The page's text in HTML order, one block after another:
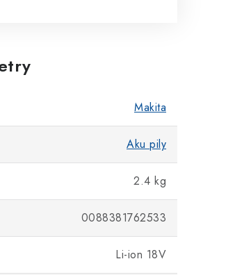
Makita
Aku pily
2.4 kg
0088381762533
Li-ion 18V